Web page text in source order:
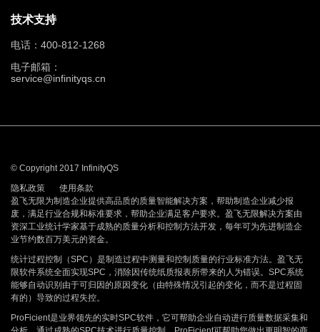
技术支持
电话：400-812-1268
电子邮箱：
service@infinityqs.cn
© Copyright 2017 InfinityQS
隐私政策
使用条款
盈飞无限为制造企业提供高品质的质量智能解决方案，帮助制造企业减少报
废，满足行业合规和标准要求，帮助企业满足客户要求。盈飞无限解决方案由
资深工业统计学家基于成熟的质量分析和控制方法开发，每年可为先进制造企
业节约数百万美元的资金。
统计过程控制（SPC）是制造过程中测量和控制质量的行业标准方法。盈飞无
限软件系统全面实现SPC，消除因传统纸质报表所带来的人为错误。SPC系统
能够自动识别由于可归因的原因变化（由特殊情况引起的变化，而不是过程固
有的）导致的过程失控。
ProFicient是业界领先的实时SPC软件，它可帮助企业自动进行质量数据采集和